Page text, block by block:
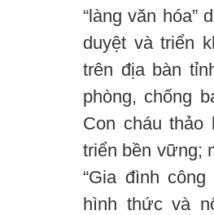
“làng văn hóa”
duyệt và triển
trên địa bàn
phòng, chống
Con cháu thảo
triển bền vững;
“Gia đình
hình thức và